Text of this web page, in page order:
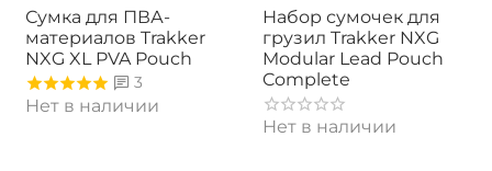
Сумка для ПВА-
материалов Trakker
NXG XL PVA Pouch
3
Нет в наличии
Набор сумочек для
грузил Trakker NXG
Modular Lead Pouch
Complete
Нет в наличии